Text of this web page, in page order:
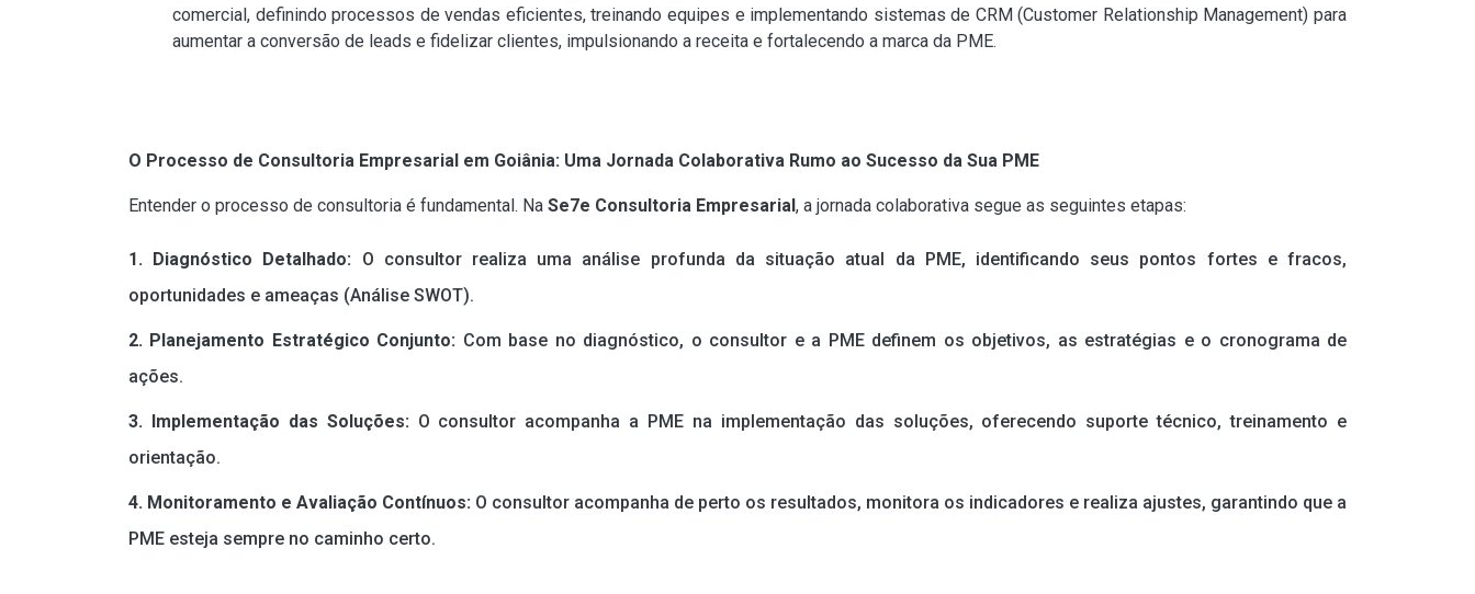
comercial, definindo processos de vendas eficientes, treinando equipes e implementando sistemas de CRM (Customer Relationship Management) para
aumentar a conversão de leads e fidelizar clientes, impulsionando a receita e fortalecendo a marca da PME.
O Processo de Consultoria Empresarial em Goiânia: Uma Jornada Colaborativa Rumo ao Sucesso da Sua PME
Entender o processo de consultoria é fundamental. Na Se7e Consultoria Empresarial, a jornada colaborativa segue as seguintes etapas:
1. Diagnóstico Detalhado: O consultor realiza uma análise profunda da situação atual da PME, identificando seus pontos fortes e fracos,
oportunidades e ameaças (Análise SWOT).
2. Planejamento Estratégico Conjunto: Com base no diagnóstico, o consultor e a PME definem os objetivos, as estratégias e o cronograma de
ações.
3. Implementação das Soluções: O consultor acompanha a PME na implementação das soluções, oferecendo suporte técnico, treinamento e
orientação.
4. Monitoramento e Avaliação Contínuos: O consultor acompanha de perto os resultados, monitora os indicadores e realiza ajustes, garantindo que a
PME esteja sempre no caminho certo.